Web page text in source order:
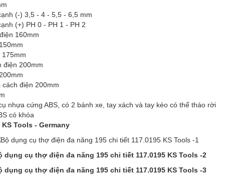
(-) 3,5 - 4 - 5,5 - 6,5 mm
(+) PH 0 - PH 1 - PH 2
160mm
điện 200mm
điện 200mm
nhựa cứng ABS, có 2 bánh xe, tay xách và tay kéo có thể tháo rời
có khóa
Tools - Germany